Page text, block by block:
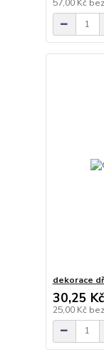
57,00 Kč
dekorace
30,25 Kč
25,00 Kč